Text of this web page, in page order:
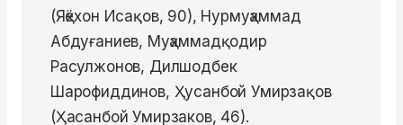
(Яҳёхон Исақов, 90), Нурмуҳаммад
Абдуғаниев, Муҳаммадқодир
Расулжонов, Дилшодбек
Шарофиддинов, Ҳусанбой Умирзақов
(Ҳасанбой Умирзаков, 46).